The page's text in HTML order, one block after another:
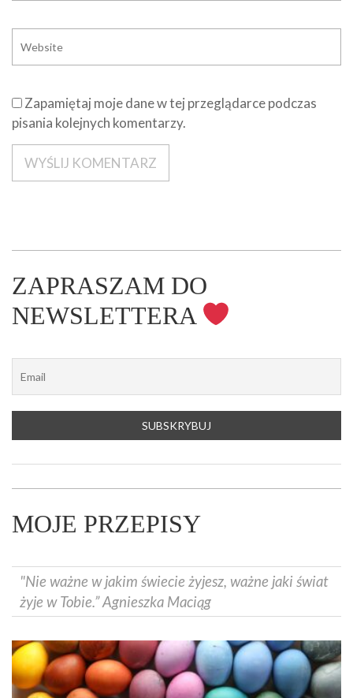
Zapamiętaj moje dane w tej przeglądarce podczas
pisania kolejnych komentarzy.
ZAPRASZAM DO
NEWSLETTERA
MOJE PRZEPISY
"Nie ważne w jakim świecie żyjesz, ważne jaki świat
żyje w Tobie.” Agnieszka Maciąg